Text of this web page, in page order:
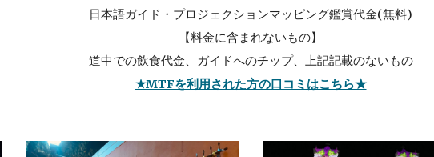
日本語ガイド・プロジェクションマッピング鑑賞代金(無料)
【料金に含まれないもの】
道中での飲食代金、ガイドへのチップ、上記記載のないもの
★MTFを利用された方の口コミはこちら★